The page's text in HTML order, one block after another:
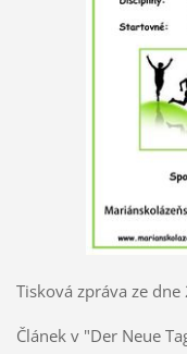
Tisková zpráva ze
Článek v "Der Neue